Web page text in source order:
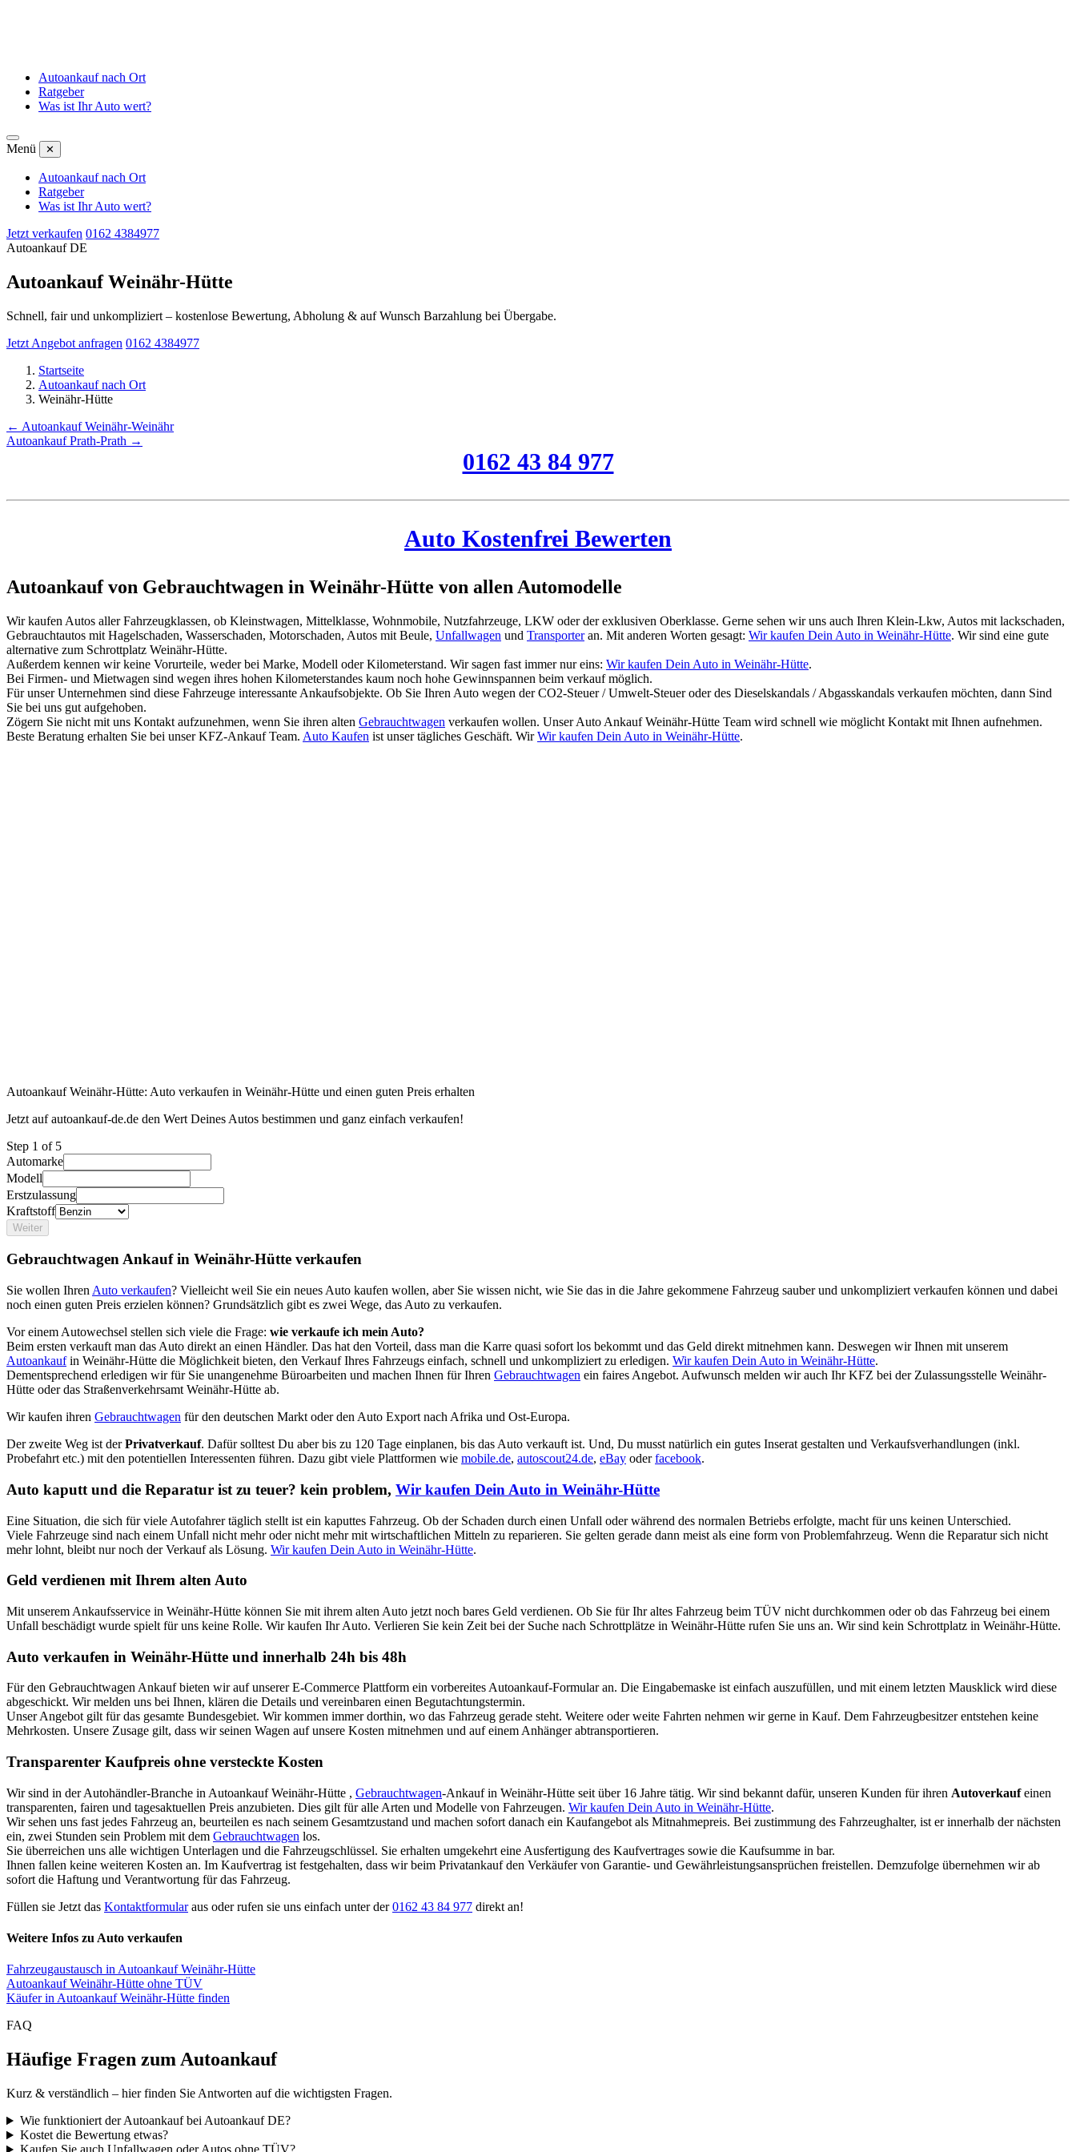
Autoankauf nach Ort
Ratgeber
Was ist Ihr Auto wert?
Menü ✕
Autoankauf nach Ort
Ratgeber
Was ist Ihr Auto wert?
Jetzt verkaufen 0162 4384977
Autoankauf DE
Autoankauf Weinähr-Hütte
Schnell, fair und unkompliziert – kostenlose Bewertung, Abholung & auf Wunsch Barzahlung bei Übergabe.
Jetzt Angebot anfragen 0162 4384977
Startseite
Autoankauf nach Ort
Weinähr-Hütte
← Autoankauf Weinähr-Weinähr
Autoankauf Prath-Prath →
0162 43 84 977
Auto Kostenfrei Bewerten
Autoankauf von Gebrauchtwagen in Weinähr-Hütte von allen Automodelle
Wir kaufen Autos aller Fahrzeugklassen, ob Kleinstwagen, Mittelklasse, Wohnmobile, Nutzfahrzeuge, LKW oder der exklusiven Oberklasse. Gerne sehen wir uns auch Ihren Klein-Lkw, Autos mit lackschaden,
Gebrauchtautos mit Hagelschaden, Wasserschaden, Motorschaden, Autos mit Beule, Unfallwagen und Transporteran. Mit anderen Worten gesagt: Wir kaufen Dein Auto in Weinähr-Hütte. Wir sind eine gute
alternative zum Schrottplatz Weinähr-Hütte.
Außerdem kennen wir keine Vorurteile, weder bei Marke, Modell oder Kilometerstand. Wir sagen fast immer nur eins: Wir kaufen Dein Auto in Weinähr-Hütte.
Bei Firmen- und Mietwagen sind wegen ihres hohen Kilometerstandes kaum noch hohe Gewinnspannen beim verkauf möglich.
Für unser Unternehmen sind diese Fahrzeuge interessante Ankaufsobjekte. Ob Sie Ihren Auto wegen der CO2-Steuer / Umwelt-Steuer oder des Dieselskandals / Abgasskandals verkaufen möchten, dann Sind
Sie bei uns gut aufgehoben.
Zögern Sie nicht mit uns Kontakt aufzunehmen, wenn Sie ihren alten Gebrauchtwagen verkaufen wollen. Unser Auto Ankauf Weinähr-Hütte Team wird schnell wie möglicht Kontakt mit Ihnen aufnehmen.
Beste Beratung erhalten Sie bei unser KFZ-Ankauf Team. Auto Kaufen ist unser tägliches Geschäft. WirWir kaufen Dein Auto in Weinähr-Hütte.
Autoankauf Weinähr-Hütte: Auto verkaufen in Weinähr-Hütte und einen guten Preis erhalten
Jetzt auf autoankauf-de.de den Wert Deines Autos bestimmen und ganz einfach verkaufen!
Step 1 of 5
Automarke
Modell
Erstzulassung
Kraftstoff
Weiter
Gebrauchtwagen Ankauf in Weinähr-Hütte verkaufen
Sie wollen Ihren Auto verkaufen? Vielleicht weil Sie ein neues Auto kaufen wollen, aber Sie wissen nicht, wie Sie das in die Jahre gekommene Fahrzeug sauber und unkompliziert verkaufen können und dabei
noch einen guten Preis erzielen können? Grundsätzlich gibt es zwei Wege, das Auto zu verkaufen.
Vor einem Autowechsel stellen sich viele die Frage: wie verkaufe ich mein Auto?
Beim ersten verkauft man das Auto direkt an einen Händler. Das hat den Vorteil, dass man die Karre quasi sofort los bekommt und das Geld direkt mitnehmen kann. Deswegen wir Ihnen mit unserem
Autoankaufin Weinähr-Hütte die Möglichkeit bieten, den Verkauf Ihres Fahrzeugs einfach, schnell und unkompliziert zu erledigen. Wir kaufen Dein Auto in Weinähr-Hütte.
Dementsprechend erledigen wir für Sie unangenehme Büroarbeiten und machen Ihnen für Ihren Gebrauchtwagen ein faires Angebot. Aufwunsch melden wir auch Ihr KFZ bei der Zulassungsstelle Weinähr-
Hütte oder das Straßenverkehrsamt Weinähr-Hütte ab.
Wir kaufen ihren Gebrauchtwagen für den deutschen Markt oder den Auto Export nach Afrika und Ost-Europa.
Der zweite Weg ist derPrivatverkauf. Dafür solltest Du aber bis zu 120 Tage einplanen, bis das Auto verkauft ist. Und, Du musst natürlich ein gutes Inserat gestalten und Verkaufsverhandlungen (inkl.
Probefahrt etc.) mit den potentiellen Interessenten führen. Dazu gibt viele Plattformen wie mobile.de, autoscout24.de, eBay oderfacebook.
Auto kaputt und die Reparatur ist zu teuer? kein problem, Wir kaufen Dein Auto in Weinähr-Hütte
Eine Situation, die sich für viele Autofahrer täglich stellt ist ein kaputtes Fahrzeug. Ob der Schaden durch einen Unfall oder während des normalen Betriebs erfolgte, macht für uns keinen Unterschied.
Viele Fahrzeuge sind nach einem Unfall nicht mehr oder nicht mehr mit wirtschaftlichen Mitteln zu reparieren. Sie gelten gerade dann meist als eine form von Problemfahrzeug. Wenn die Reparatur sich nicht
mehr lohnt, bleibt nur noch der Verkauf als Lösung. Wir kaufen Dein Auto in Weinähr-Hütte.
Geld verdienen mit Ihrem alten Auto
Mit unserem Ankaufsservice in Weinähr-Hütte können Sie mit ihrem alten Auto jetzt noch bares Geld verdienen. Ob Sie für Ihr altes Fahrzeug beim TÜV nicht durchkommen oder ob das Fahrzeug bei einem
Unfall beschädigt wurde spielt für uns keine Rolle. Wir kaufen Ihr Auto. Verlieren Sie kein Zeit bei der Suche nach Schrottplätze in Weinähr-Hütte rufen Sie uns an. Wir sind kein Schrottplatz in Weinähr-Hütte.
Auto verkaufen in Weinähr-Hütte und innerhalb 24h bis 48h
Für den Gebrauchtwagen Ankauf bieten wir auf unserer E-Commerce Plattform ein vorbereites Autoankauf-Formular an. Die Eingabemaske ist einfach auszufüllen, und mit einem letzten Mausklick wird diese
abgeschickt. Wir melden uns bei Ihnen, klären die Details und vereinbaren einen Begutachtungstermin.
Unser Angebot gilt für das gesamte Bundesgebiet. Wir kommen immer dorthin, wo das Fahrzeug gerade steht. Weitere oder weite Fahrten nehmen wir gerne in Kauf. Dem Fahrzeugbesitzer entstehen keine
Mehrkosten. Unsere Zusage gilt, dass wir seinen Wagen auf unsere Kosten mitnehmen und auf einem Anhänger abtransportieren.
Transparenter Kaufpreis ohne versteckte Kosten
Wir sind in der Autohändler-Branche in Autoankauf Weinähr-Hütte , Gebrauchtwagen-Ankauf in Weinähr-Hütte seit über 16 Jahre tätig. Wir sind bekannt dafür, unseren Kunden für ihren Autoverkaufeinen
transparenten, fairen und tagesaktuellen Preis anzubieten. Dies gilt für alle Arten und Modelle von Fahrzeugen. Wir kaufen Dein Auto in Weinähr-Hütte.
Wir sehen uns fast jedes Fahrzeug an, beurteilen es nach seinem Gesamtzustand und machen sofort danach ein Kaufangebot als Mitnahmepreis. Bei zustimmung des Fahrzeughalter, ist er innerhalb der nächsten
ein, zwei Stunden sein Problem mit dem Gebrauchtwagen los.
Sie überreichen uns alle wichtigen Unterlagen und die Fahrzeugschlüssel. Sie erhalten umgekehrt eine Ausfertigung des Kaufvertrages sowie die Kaufsumme in bar.
Ihnen fallen keine weiteren Kosten an. Im Kaufvertrag ist festgehalten, dass wir beim Privatankauf den Verkäufer von Garantie- und Gewährleistungsansprüchen freistellen. Demzufolge übernehmen wir ab
sofort die Haftung und Verantwortung für das Fahrzeug.
Füllen sie Jetzt das Kontaktformularaus oder rufen sie uns einfach unter der0162 43 84 977 direkt an!
Weitere Infos zu Auto verkaufen
Fahrzeugaustausch in Autoankauf Weinähr-Hütte
Autoankauf Weinähr-Hütte ohne TÜV
Käufer in Autoankauf Weinähr-Hütte finden
FAQ
Häufige Fragen zum Autoankauf
Kurz & verständlich – hier finden Sie Antworten auf die wichtigsten Fragen.
Wie funktioniert der Autoankauf bei Autoankauf DE?
Kostet die Bewertung etwas?